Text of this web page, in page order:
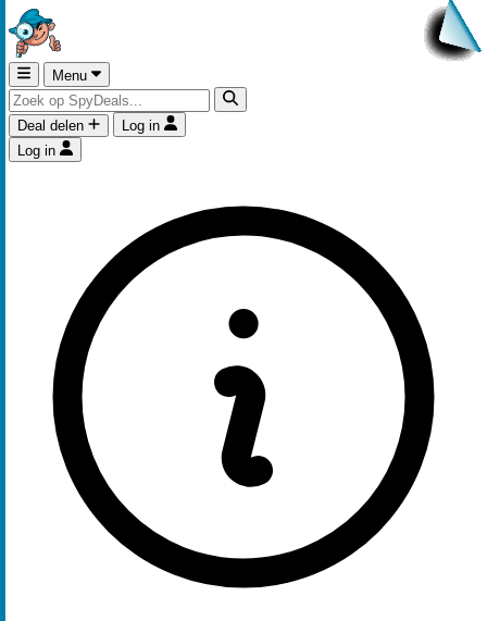
Menu
Deal delen
Log in
Log in